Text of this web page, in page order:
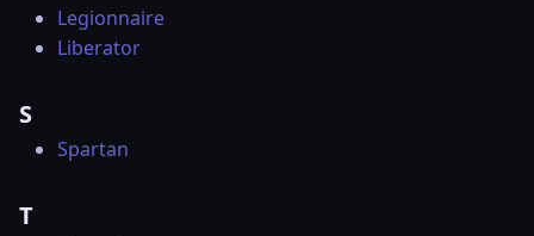
Legionnaire
Liberator
S
Spartan
T